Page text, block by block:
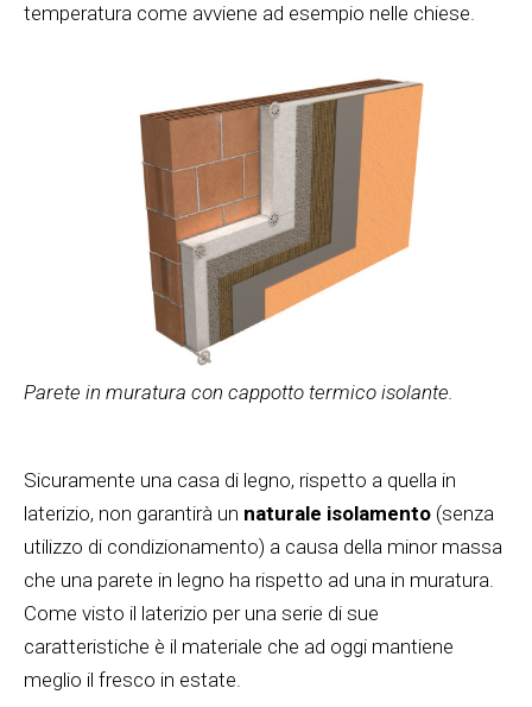
temperatura come avviene ad esempio nelle chiese.
Parete in muratura con cappotto termico isolante.
Sicuramente una casa di legno, rispetto a quella in
laterizio, non garantirà un naturale isolamento (senza
utilizzo di condizionamento) a causa della minor massa
che una parete in legno ha rispetto ad una in muratura.
Come visto il laterizio per una serie di sue
caratteristiche è il materiale che ad oggi mantiene
meglio il fresco in estate.